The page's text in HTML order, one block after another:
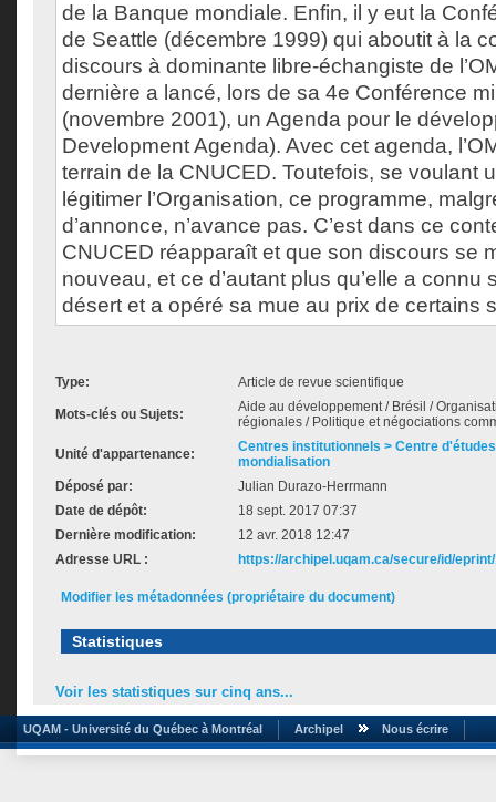
de la Banque mondiale. Enfin, il y eut la
de Seattle (décembre 1999) qui aboutit à la
discours à dominante libre-échangiste de
dernière a lancé, lors de sa 4e Conférence
(novembre 2001), un Agenda pour le
Development Agenda). Avec cet agenda,
terrain de la CNUCED. Toutefois, se voulant
légitimer l’Organisation, ce programme,
d’annonce, n’avance pas. C’est dans ce
CNUCED réapparaît et que son discours se
nouveau, et ce d’autant plus qu’elle a connu
désert et a opéré sa mue au prix de certains
Type: Article de revue scientifique
Mots-clés ou Sujets:
Aide au développement / Brésil /
régionales / Politique et négociations
Unité d'appartenance:
Centres institutionnels > Centre
mondialisation
Déposé par:
Julian Durazo-Herrmann
Date de dépôt:
18 sept. 2017 07:37
Dernière modification:
12 avr. 2018 12:47
Adresse URL :
https://archipel.uqam.ca/secure/id/
Modifier les métadonnées (propriétaire du document)
Statistiques
Voir les statistiques sur cinq ans...
UQAM - Université du Québec à Montréal Archipel Nous écrire